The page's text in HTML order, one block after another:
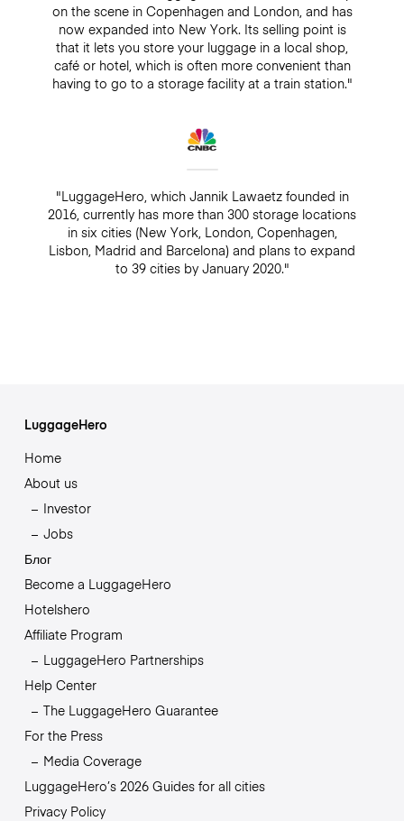
on the scene in Copenhagen and London, and has
now expanded into New York. Its selling point is
that it lets you store your luggage in a local shop,
café or hotel, which is often more convenient than
having to go to a storage facility at a train station."
"LuggageHero, which Jannik Lawaetz founded in
2016, currently has more than 300 storage locations
in six cities (New York, London, Copenhagen,
Lisbon, Madrid and Barcelona) and plans to expand
to 39 cities by January 2020."
LuggageHero
Home
About us
Investor
Jobs
Блог
Become a LuggageHero
Hotelshero
Affiliate Program
LuggageHero Partnerships
Help Center
The LuggageHero Guarantee
For the Press
Media Coverage
LuggageHero’s 2026 Guides for all cities
Privacy Policy